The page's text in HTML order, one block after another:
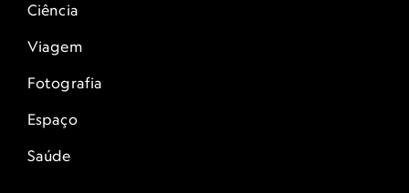
Ciência
Viagem
Fotografia
Espaço
Saúde